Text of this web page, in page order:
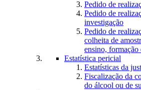
Pedido de
Pedido de
investigação
Pedido de
colheita de
ensino, formação
Estatística pericial
Estatísticas da
Fiscalização da
do álcool ou de